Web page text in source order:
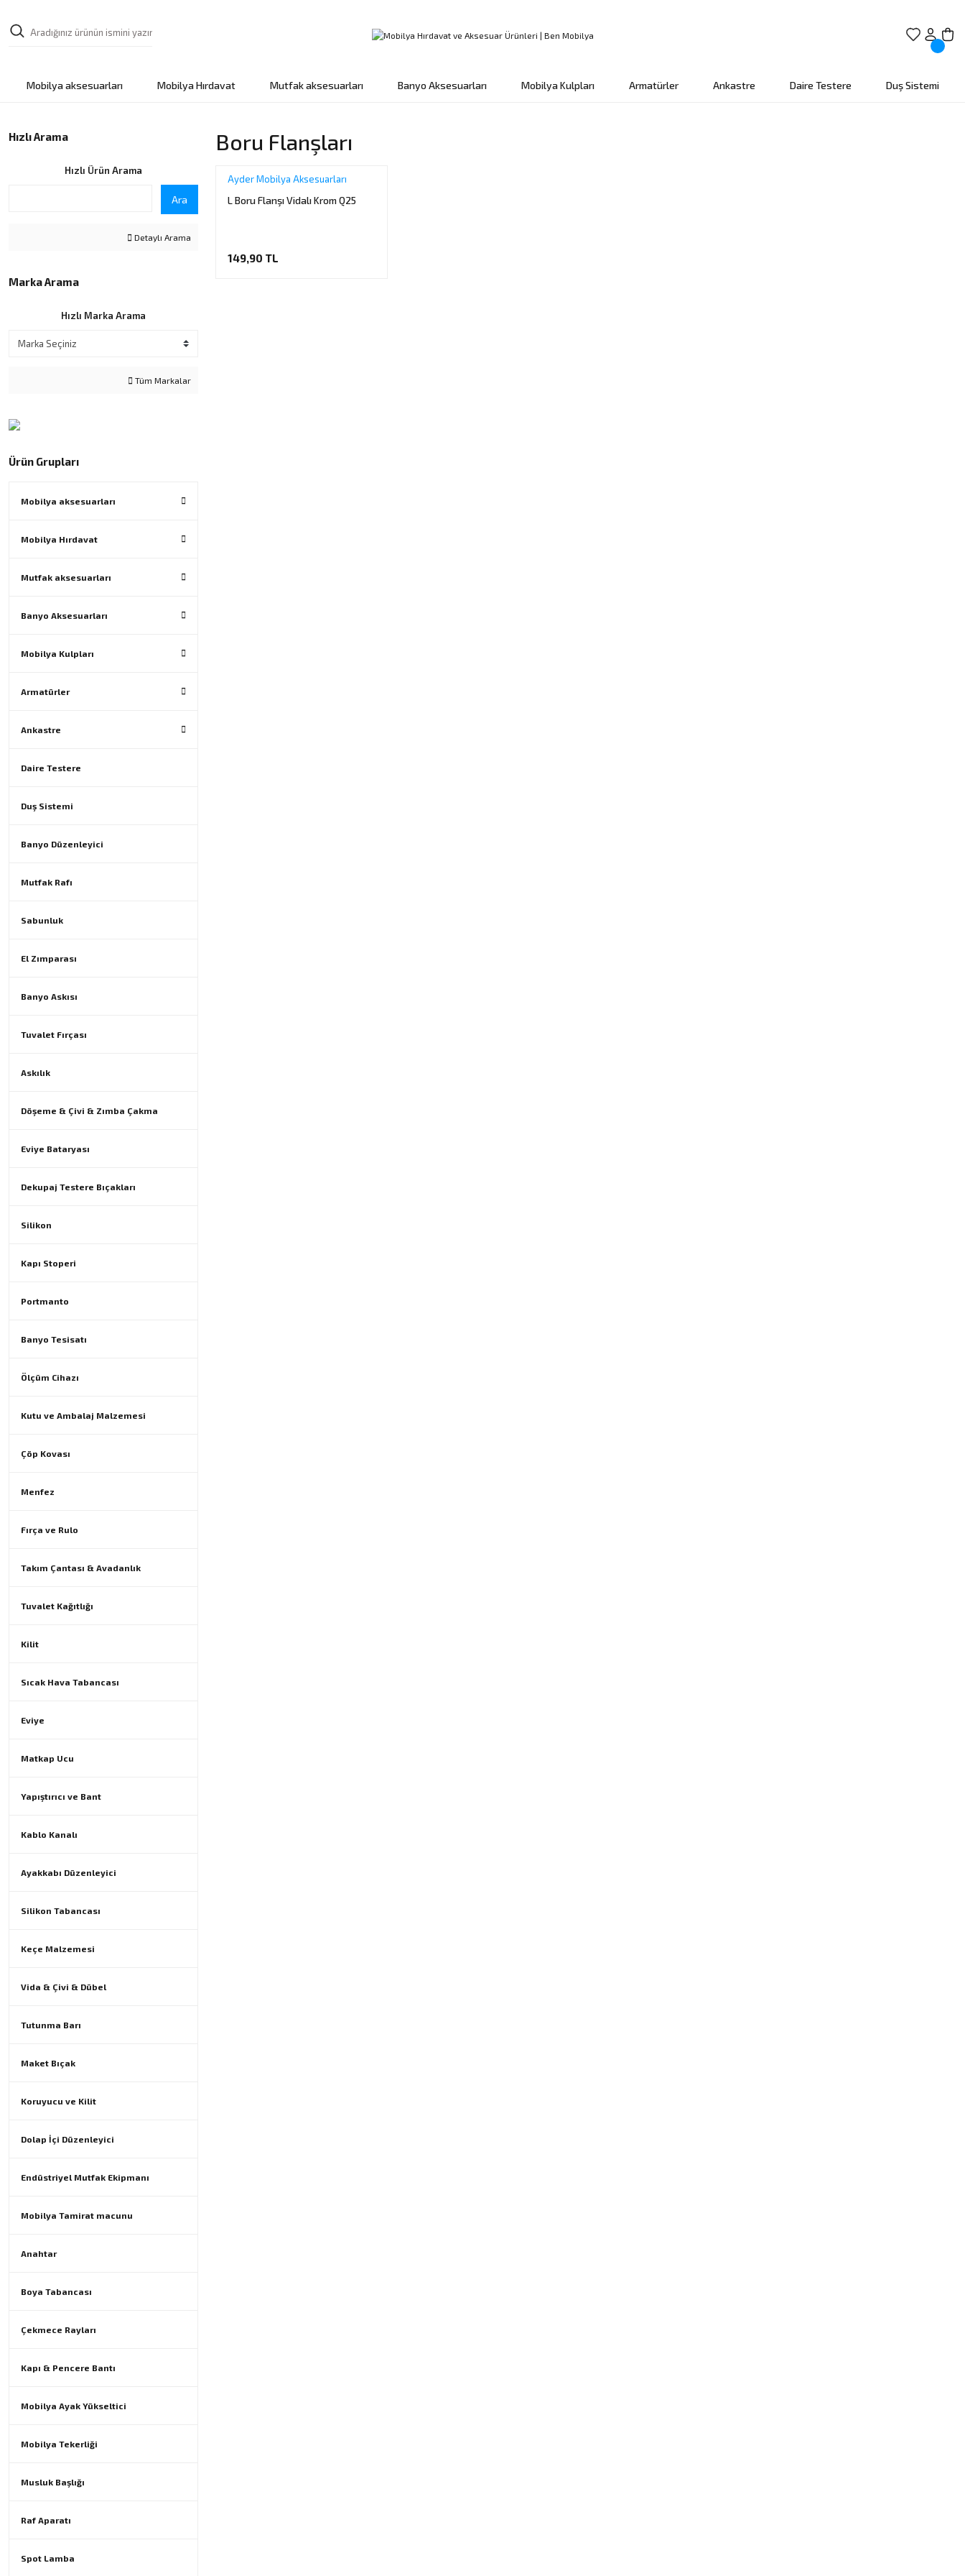
Mobilya aksesuarları Mobilya Hırdavat Mutfak aksesuarları Banyo Aksesuarları Mobilya Kulpları Armatürler Ankastre Daire Testere Duş Sistemi
Hızlı Arama
Hızlı Ürün Arama
Ara
Detaylı Arama
Marka Arama
Hızlı Marka Arama
Tüm Markalar
Ürün Grupları
Mobilya aksesuarları
Mobilya Hırdavat
Mutfak aksesuarları
Banyo Aksesuarları
Mobilya Kulpları
Armatürler
Ankastre
Daire Testere
Duş Sistemi
Banyo Düzenleyici
Mutfak Rafı
Sabunluk
El Zımparası
Banyo Askısı
Tuvalet Fırçası
Askılık
Döşeme & Çivi & Zımba Çakma
Eviye Bataryası
Dekupaj Testere Bıçakları
Silikon
Kapı Stoperi
Portmanto
Banyo Tesisatı
Ölçüm Cihazı
Kutu ve Ambalaj Malzemesi
Çöp Kovası
Menfez
Fırça ve Rulo
Takım Çantası & Avadanlık
Tuvalet Kağıtlığı
Kilit
Sıcak Hava Tabancası
Eviye
Matkap Ucu
Yapıştırıcı ve Bant
Kablo Kanalı
Ayakkabı Düzenleyici
Silikon Tabancası
Keçe Malzemesi
Vida & Çivi & Dübel
Tutunma Barı
Maket Bıçak
Koruyucu ve Kilit
Dolap İçi Düzenleyici
Endüstriyel Mutfak Ekipmanı
Mobilya Tamirat macunu
Anahtar
Boya Tabancası
Çekmece Rayları
Kapı & Pencere Bantı
Mobilya Ayak Yükseltici
Mobilya Tekerliği
Musluk Başlığı
Raf Aparatı
Spot Lamba
Boru Flanşları
Ayder Mobilya Aksesuarları
L Boru Flanşı Vidalı Krom Q25
149,90 TL